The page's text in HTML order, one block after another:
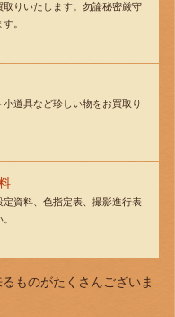
りいたします。勿論秘密厳守
。
道具など珍しい物をお買取り
資料、色指定表、撮影進行表
ものがたくさんございま